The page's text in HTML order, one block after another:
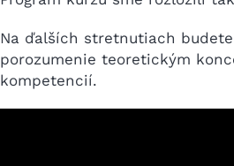
Na ďalších stretnutiach
porozumenie teoretickým
kompetencií.